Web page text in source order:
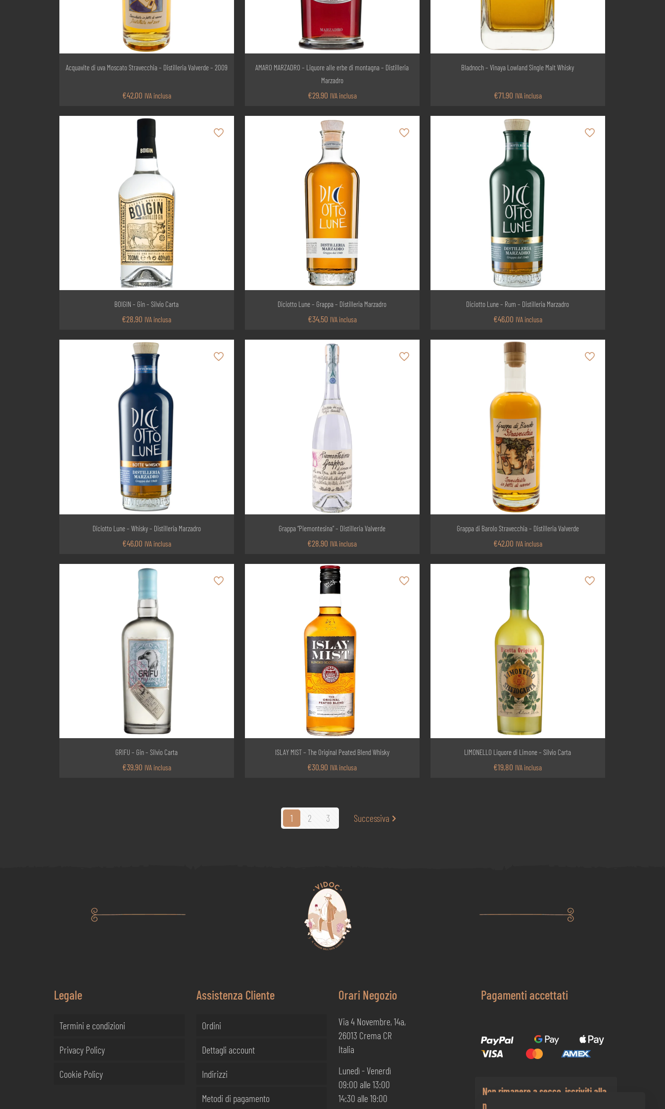
Acquavite di uva Moscato Stravecchia – Distilleria Valverde – 2009
€42,00 IVA inclusa
AMARO MARZADRO – Liquore alle erbe di montagna – Distilleria
Marzadro
€29,90 IVA inclusa
Bladnoch – Vinaya Lowland Single Malt Whisky
€71,90 IVA inclusa
BOIGIN – Gin – Silvio Carta
€28,90 IVA inclusa
Diciotto Lune – Grappa – Distilleria Marzadro
€34,50 IVA inclusa
Diciotto Lune – Rum – Distilleria Marzadro
€46,00 IVA inclusa
Diciotto Lune – Whisky – Distilleria Marzadro
€46,00 IVA inclusa
Grappa “Piemontesina” – Distilleria Valverde
€28,90 IVA inclusa
Grappa di Barolo Stravecchia – Distilleria Valverde
€42,00 IVA inclusa
GRIFU – Gin – Silvio Carta
€39,90 IVA inclusa
ISLAY MIST – The Original Peated Blend Whisky
€30,90 IVA inclusa
LIMONELLO Liquore di Limone – Silvio Carta
€19,80 IVA inclusa
1 2 3 Successiva
Legale
Termini e condizioni
Privacy Policy
Cookie Policy
Assistenza Cliente
Ordini
Dettagli account
Indirizzi
Metodi di pagamento
Orari Negozio
Via 4 Novembre, 14a,
26013 Crema CR
Italia
Lunedì - Venerdì
09:00 alle 13:00
14:30 alle 19:00
Pagamenti accettati
Non rimanere a secco, iscriviti alla
nostra newsletter